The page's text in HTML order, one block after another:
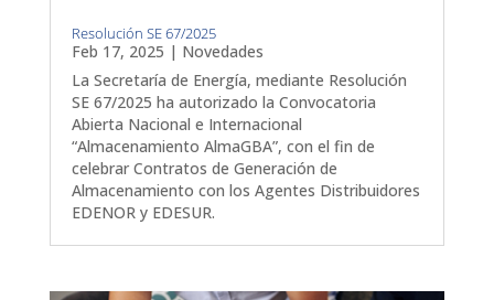
Resolución SE 67/2025
Feb 17, 2025 | Novedades
La Secretaría de Energía, mediante Resolución
SE 67/2025 ha autorizado la Convocatoria
Abierta Nacional e Internacional
“Almacenamiento AlmaGBA”, con el fin de
celebrar Contratos de Generación de
Almacenamiento con los Agentes Distribuidores
EDENOR y EDESUR.